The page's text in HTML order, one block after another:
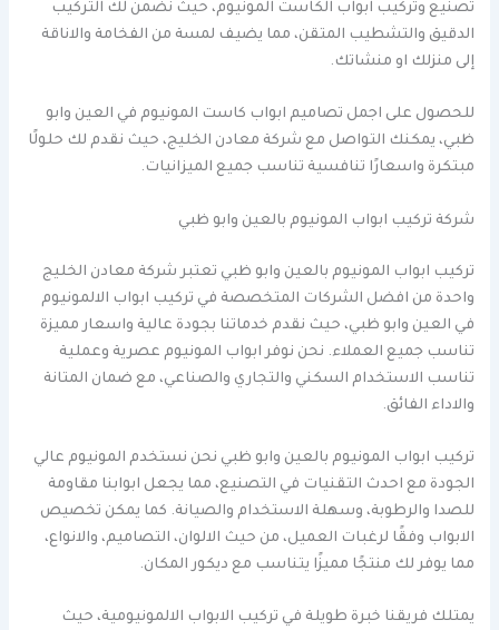
تصنيع وتركيب ابواب الكاست المونيوم، حيث نضمن لك التركيب
الدقيق والتشطيب المتقن، مما يضيف لمسة من الفخامة والاناقة
إلى منزلك او منشاتك.
للحصول على اجمل تصاميم ابواب كاست المونيوم في العين وابو
ظبي، يمكنك التواصل مع شركة معادن الخليج، حيث نقدم لك حلولًا
مبتكرة واسعارًا تنافسية تناسب جميع الميزانيات.
شركة تركيب ابواب المونيوم بالعين وابو ظبي
تركيب ابواب المونيوم بالعين وابو ظبي تعتبر شركة معادن الخليج
واحدة من افضل الشركات المتخصصة في تركيب ابواب الالمونيوم
في العين وابو ظبي، حيث نقدم خدماتنا بجودة عالية واسعار مميزة
تناسب جميع العملاء. نحن نوفر ابواب المونيوم عصرية وعملية
تناسب الاستخدام السكني والتجاري والصناعي، مع ضمان المتانة
والاداء الفائق.
تركيب ابواب المونيوم بالعين وابو ظبي نحن نستخدم المونيوم عالي
الجودة مع احدث التقنيات في التصنيع، مما يجعل ابوابنا مقاومة
للصدا والرطوبة، وسهلة الاستخدام والصيانة. كما يمكن تخصيص
الابواب وفقًا لرغبات العميل، من حيث الالوان، التصاميم، والانواع،
مما يوفر لك منتجًا مميزًا يتناسب مع ديكور المكان.
يمتلك فريقنا خبرة طويلة في تركيب الابواب الالمونيومية، حيث